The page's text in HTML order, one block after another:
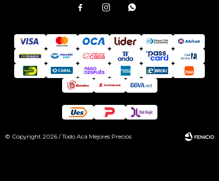
  
© Copyright 2026 / Todo Acá Mejores Precios